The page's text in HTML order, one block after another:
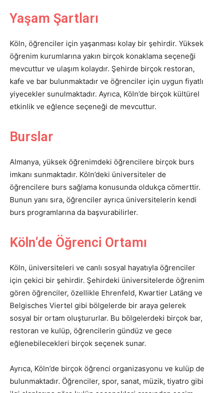
Yaşam Şartları
Köln, öğrenciler için yaşanması kolay bir şehirdir. Yüksek
öğrenim kurumlarına yakın birçok konaklama seçeneği
mevcuttur ve ulaşım kolaydır. Şehirde birçok restoran,
kafe ve bar bulunmaktadır ve öğrenciler için uygun fiyatlı
yiyecekler sunulmaktadır. Ayrıca, Köln’de birçok kültürel
etkinlik ve eğlence seçeneği de mevcuttur.
Burslar
Almanya, yüksek öğrenimdeki öğrencilere birçok burs
imkanı sunmaktadır. Köln’deki üniversiteler de
öğrencilere burs sağlama konusunda oldukça cömerttir.
Bunun yanı sıra, öğrenciler ayrıca üniversitelerin kendi
burs programlarına da başvurabilirler.
Köln’de Öğrenci Ortamı
Köln, üniversiteleri ve canlı sosyal hayatıyla öğrenciler
için çekici bir şehirdir. Şehirdeki üniversitelerde öğrenim
gören öğrenciler, özellikle Ehrenfeld, Kwartier Latäng ve
Belgisches Viertel gibi bölgelerde bir araya gelerek
sosyal bir ortam oluştururlar. Bu bölgelerdeki birçok bar,
restoran ve kulüp, öğrencilerin gündüz ve gece
eğlenebilecekleri birçok seçenek sunar.
Ayrıca, Köln’de birçok öğrenci organizasyonu ve kulüp de
bulunmaktadır. Öğrenciler, spor, sanat, müzik, tiyatro gibi